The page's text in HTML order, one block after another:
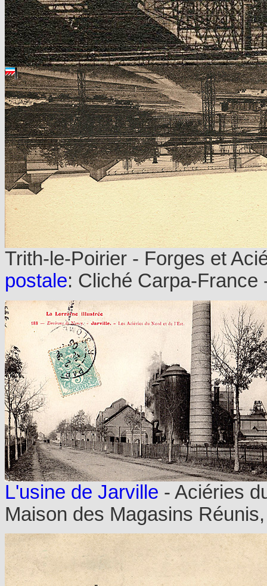
Trith-le-Poirier - Forges et
postale: Cliché Carpa-
L'usine de Jarville - Aciéries
Maison des Magasins